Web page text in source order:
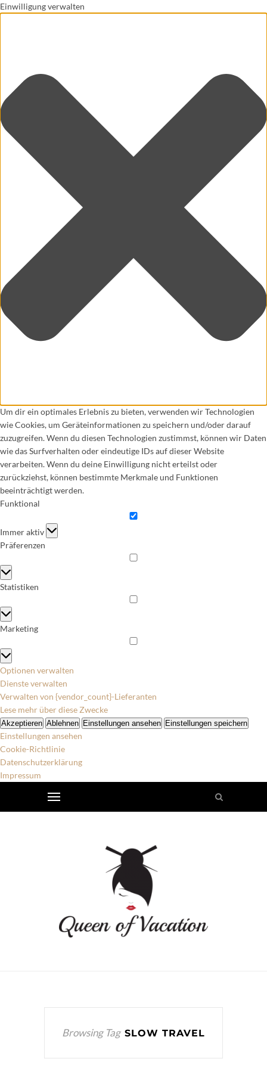
Einwilligung verwalten
Um dir ein optimales Erlebnis zu bieten, verwenden wir Technologien
wie Cookies, um Geräteinformationen zu speichern und/oder darauf
zuzugreifen. Wenn du diesen Technologien zustimmst, können wir Daten
wie das Surfverhalten oder eindeutige IDs auf dieser Website
verarbeiten. Wenn du deine Einwilligung nicht erteilst oder
zurückziehst, können bestimmte Merkmale und Funktionen
beeinträchtigt werden.
Funktional
Funktional
Immer aktiv
Präferenzen
Präferenzen
Statistiken
Statistiken
Marketing
Marketing
Optionen verwalten
Dienste verwalten
Verwalten von {vendor_count}-Lieferanten
Lese mehr über diese Zwecke
Akzeptieren Ablehnen Einstellungen ansehen Einstellungen speichern
Einstellungen ansehen
Cookie-Richtlinie
Datenschutzerklärung
Impressum
Browsing Tag SLOW TRAVEL